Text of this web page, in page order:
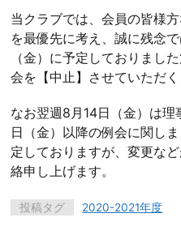
当クラブでは、会員の皆様
を最優先に考え、誠に残念
（金）に予定しておりま
会を【中止】させていただく
なお翌週8月14日（金）は
日（金）以降の例会に関し
定しておりますが、変更な
絡申し上げます。
投稿タグ 2020-2021年度